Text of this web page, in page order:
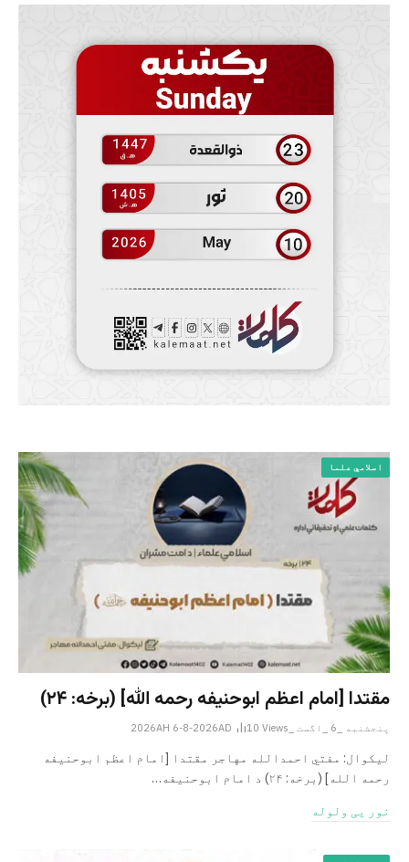
اسلامي علما
مقتدا [امام اعظم ابوحنیفه رحمه الله‎] (برخه: ۲۴)
پنجشنبه _6 _اگست _2026AH 6-8-2026AD 10 Views
لیکوال: مفتي احمدالله مهاجر مقتدا [امام اعظم ابوحنیفه
رحمه الله‎] (برخه: ۲۴) د امام ابوحنيفه…
نور یی ولوله